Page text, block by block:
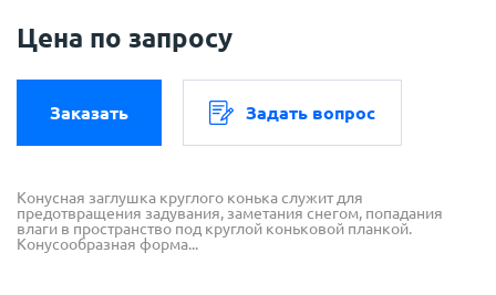
Цена по запросу
Заказать Задать вопрос
Конусная заглушка круглого конька служит для
предотвращения задувания, заметания снегом, попадания
влаги в пространство под круглой коньковой планкой.
Конусообразная форма...